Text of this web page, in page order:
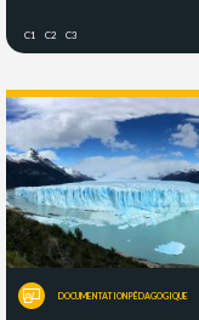
C1 C2 C3
DOCUMENTATION PÉDAGOGIQUE